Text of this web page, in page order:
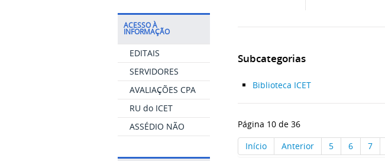
ACESSO À
INFORMAÇÃO
EDITAIS
SERVIDORES
AVALIAÇÕES CPA
RU do ICET
ASSÉDIO NÃO
Subcategorias
Biblioteca ICET
Página 10 de 36
Início
Anterior 5 6 7